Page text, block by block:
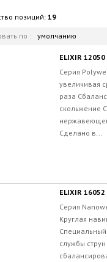
позиций: 19
по : умолчанию
ELIXIR 12050
Серия
увеличивая
раза
скольжение
Сделано в...
Серия
Круглая
службы